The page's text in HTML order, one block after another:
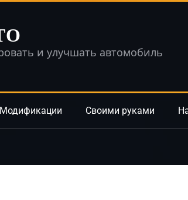
и улучшать автомобиль
Модификации Своими руками